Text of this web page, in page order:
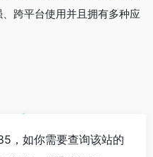
跨平台使用并且拥有多种应
，如你需要查询该站的